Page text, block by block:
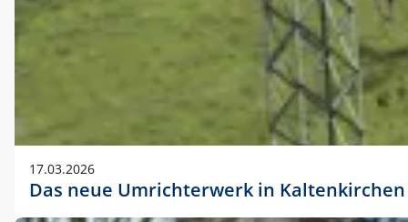
17.03.2026
Das neue Umrichterwerk in Kaltenkirchen